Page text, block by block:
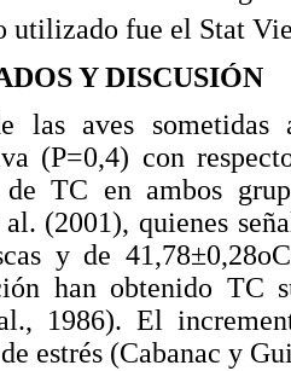
utilizado fue el Stat
Y DISCUSIÓN
las aves
(P=0,4) con
de TC en ambos
(2001), quienes
y de
han obtenido TC
1986). El
estrés (Cabanac y